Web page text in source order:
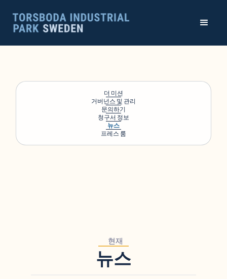
더 미션
거버넌스 및 관리
문의하기
청구서 정보
뉴스
프레스 룸
현재
뉴스